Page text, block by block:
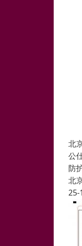
北
公
防
北
25-